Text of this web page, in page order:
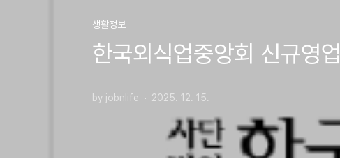
생활정보
한국외식업중앙회 신규영
by jobnlife 2025. 12. 15.